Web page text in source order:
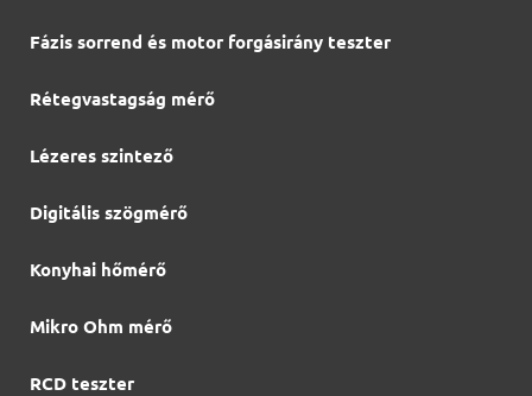
Fázis sorrend és motor forgásirány teszter
Rétegvastagság mérő
Lézeres szintező
Digitális szögmérő
Konyhai hőmérő
Mikro Ohm mérő
RCD teszter